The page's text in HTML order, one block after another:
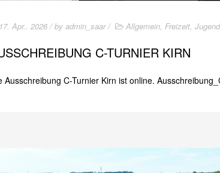
17. Apr.. 2026/ by admin_saar/ Allgemein, Freizeit, Jugend
C-TURNIER KIRN
Ausschreibung C-Turnier Kirn ist online.